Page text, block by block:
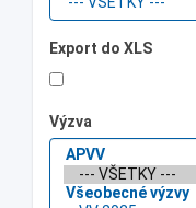
Export do XLS
Výzva